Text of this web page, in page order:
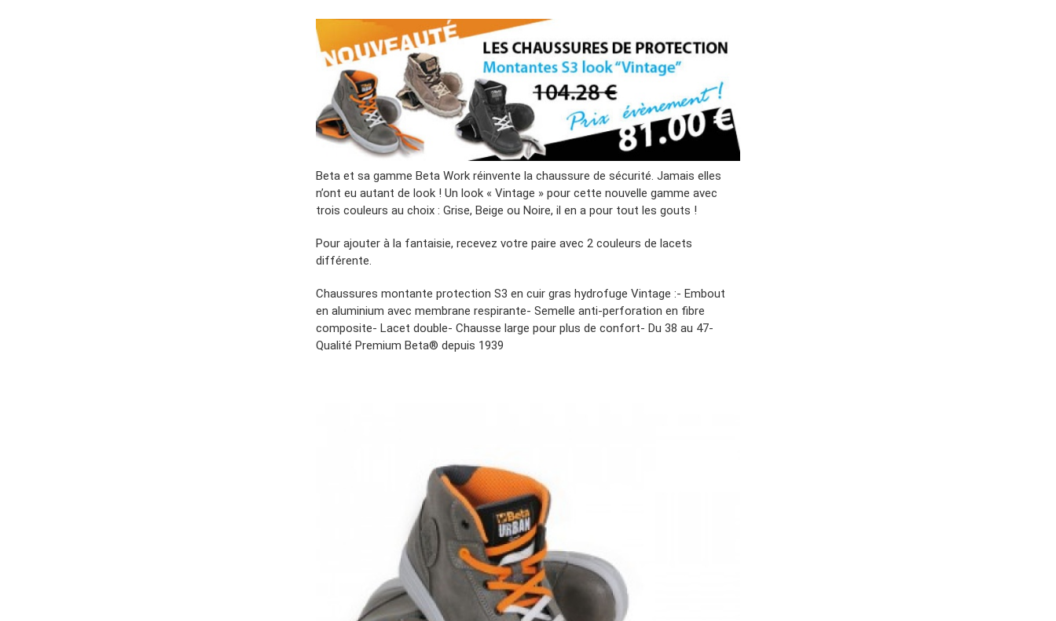
Beta et sa gamme Beta Work réinvente la chaussure de sécurité. Jamais elles
n’ont eu autant de look ! Un look « Vintage » pour cette nouvelle gamme avec
trois couleurs au choix : Grise, Beige ou Noire, il en a pour tout les gouts !
Pour ajouter à la fantaisie, recevez votre paire avec 2 couleurs de lacets
différente.
Chaussures montante protection S3 en cuir gras hydrofuge Vintage :- Embout
en aluminium avec membrane respirante- Semelle anti-perforation en fibre
composite- Lacet double- Chausse large pour plus de confort- Du 38 au 47-
Qualité Premium Beta® depuis 1939